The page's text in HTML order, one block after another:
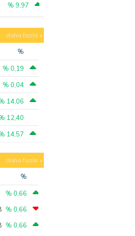
% 9,97
daha fazla
%
% 0,19
% 0,04
14,06
12,40
14,57
daha fazla
%
% 0,66
% 0,66
% 0,66